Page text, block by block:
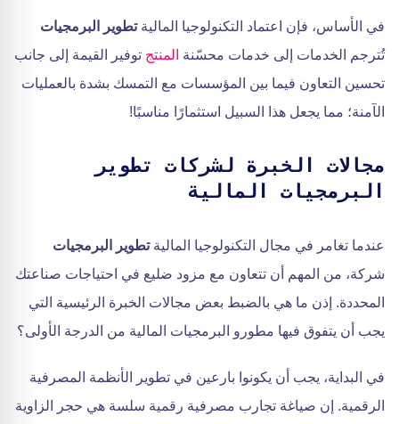
في الأساس، فإن اعتماد التكنولوجيا الماليةتطوير البرمجيات
تُترجم الخدمات إلى خدمات محسّنة المنتج توفير القيمة إلى جانب
تحسين التعاون فيما بين المؤسسات مع التمسك بشدة بالعمليات
الآمنة؛ مما يجعل هذا السبيل استثمارًا مناسبًا!
مجالات الخبرة لشركات تطوير
البرمجيات المالية
عندما تغامر في مجال التكنولوجيا الماليةتطوير البرمجيات
شركة، من المهم أن تتعاون مع مزود ضليع في احتياجات صناعتك
المحددة. إذن ما هي بالضبط بعض مجالات الخبرة الرئيسية التي
يجب أن يتفوق فيها مطورو البرمجيات المالية من الدرجة الأولى؟
في البداية، يجب أن يكونوا بارعين في تطوير الأنظمة المصرفية
الرقمية. إن صياغة تجارب مصرفية رقمية سلسة هي حجر الزاوية